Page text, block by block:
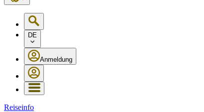
DE
Anmeldung
Reiseinfo